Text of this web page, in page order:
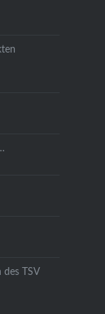
des TSV